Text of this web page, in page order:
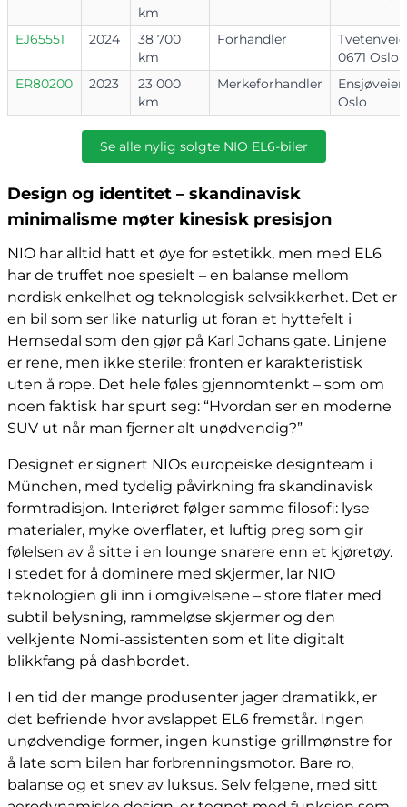
km
EJ65551 2024
38 700
km
Forhandler
0671 Oslo
ER80200
2023
23 000
km
Merkeforhandler
Ensjøveien
Oslo
Se alle nylig solgte NIO EL6-biler
Design og identitet – skandinavisk
minimalisme møter kinesisk presisjon
NIO har alltid hatt et øye for estetikk, men med EL6
har de truffet noe spesielt – en balanse mellom
nordisk enkelhet og teknologisk selvsikkerhet. Det er
en bil som ser like naturlig ut foran et hyttefelt i
Hemsedal som den gjør på Karl Johans gate. Linjene
er rene, men ikke sterile; fronten er karakteristisk
uten å rope. Det hele føles gjennomtenkt – som om
noen faktisk har spurt seg: “Hvordan ser en moderne
SUV ut når man fjerner alt unødvendig?”
Designet er signert NIOs europeiske designteam i
München, med tydelig påvirkning fra skandinavisk
formtradisjon. Interiøret følger samme filosofi: lyse
materialer, myke overflater, et luftig preg som gir
følelsen av å sitte i en lounge snarere enn et kjøretøy.
I stedet for å dominere med skjermer, lar NIO
teknologien gli inn i omgivelsene – store flater med
subtil belysning, rammeløse skjermer og den
velkjente Nomi-assistenten som et lite digitalt
blikkfang på dashbordet.
I en tid der mange produsenter jager dramatikk, er
det befriende hvor avslappet EL6 fremstår. Ingen
unødvendige former, ingen kunstige grillmønstre for
å late som bilen har forbrenningsmotor. Bare ro,
balanse og et snev av luksus. Selv felgene, med sitt